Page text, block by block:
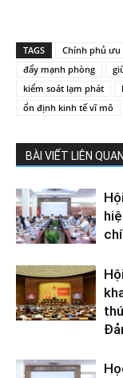
TAGS Chính phủ ưu
đẩy mạnh phòng
kiểm soát lạm phát
ổn định kinh tế vĩ mô
BÀI VIẾT LIÊN QUAN